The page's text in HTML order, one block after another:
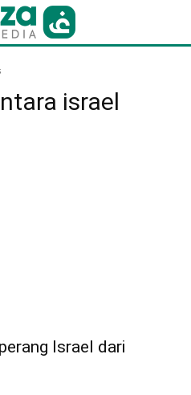
israel
Israel dari